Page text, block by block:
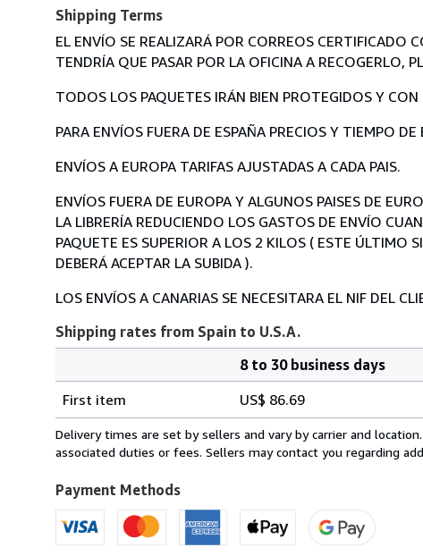
Shipping Terms
EL ENVÍO SE REALIZARÁ POR CORREOS
TENDRÍA QUE PASAR POR LA OFICINA A RECOGERLO,
TODOS LOS PAQUETES IRÁN BIEN PROTEGIDOS Y
PARA ENVÍOS FUERA DE ESPAÑA PRECIOS Y TIEMPO
ENVÍOS A EUROPA TARIFAS AJUSTADAS A CADA PAIS.
ENVÍOS FUERA DE EUROPA Y ALGUNOS PAISES DE
LA LIBRERÍA REDUCIENDO LOS GASTOS DE ENVÍO
PAQUETE ES SUPERIOR A LOS 2 KILOS ( ESTE ÚLTIMO
DEBERÁ ACEPTAR LA SUBIDA ).
LOS ENVÍOS A CANARIAS SE NECESITARA EL NIF DEL
Shipping rates from Spain to U.S.A.
rates
from
Spain
U.S.A.
8 to 30 business days
First item
US$ 86.69
Delivery times are set by sellers and vary by carrier and
associated duties or fees. Sellers may contact you regarding
Payment Methods